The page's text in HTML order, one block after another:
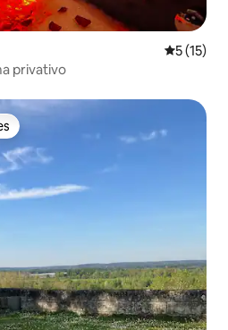
5 de uma
5 (15)
privativo
dos hóspedes